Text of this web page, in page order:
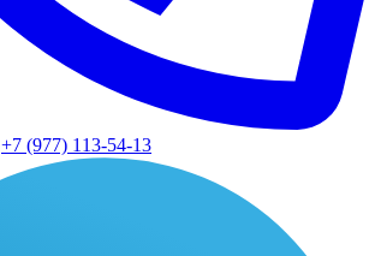
+7 (977) 113-54-13